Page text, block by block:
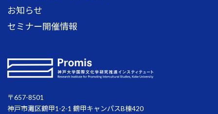
お知らせ
セミナー開催情報
〒657-8501
神戸市灘区鶴甲1-2-1 鶴甲キャンパスB棟420